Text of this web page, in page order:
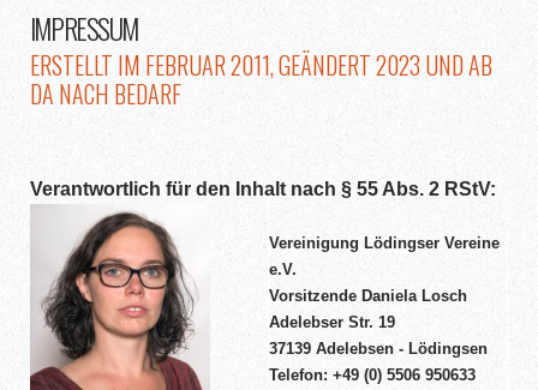
IMPRESSUM
ERSTELLT IM FEBRUAR 2011, GEÄNDERT 2023 UND AB
DA NACH BEDARF
Verantwortlich für den Inhalt nach § 55 Abs. 2 RStV:
Vereinigung Lödingser Vereine
e.V.
Vorsitzende Daniela Losch
Adelebser Str. 19
37139 Adelebsen - Lödingsen
Telefon: +49 (0) 5506 950633